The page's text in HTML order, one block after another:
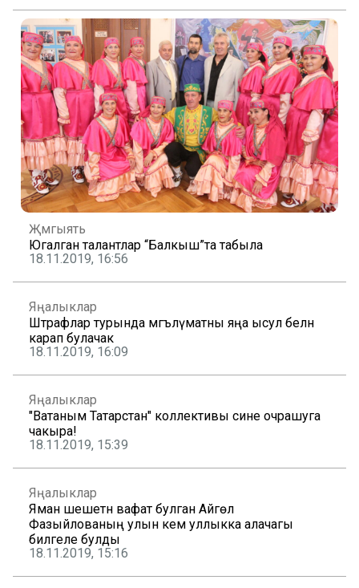
Җәмгыять
Югалган талантлар “Балкыш”та табыла
18.11.2019, 16:56
Яңалыклар
Штрафлар турында мәгълүматны яңа ысул белән
карап булачак
18.11.2019, 16:09
Яңалыклар
"Ватаным Татарстан" коллективы сине очрашуга
чакыра!
18.11.2019, 15:39
Яңалыклар
Яман шешетән вафат булган Айгөл
Фазыйлованың улын кем уллыкка алачагы
билгеле булды
18.11.2019, 15:16